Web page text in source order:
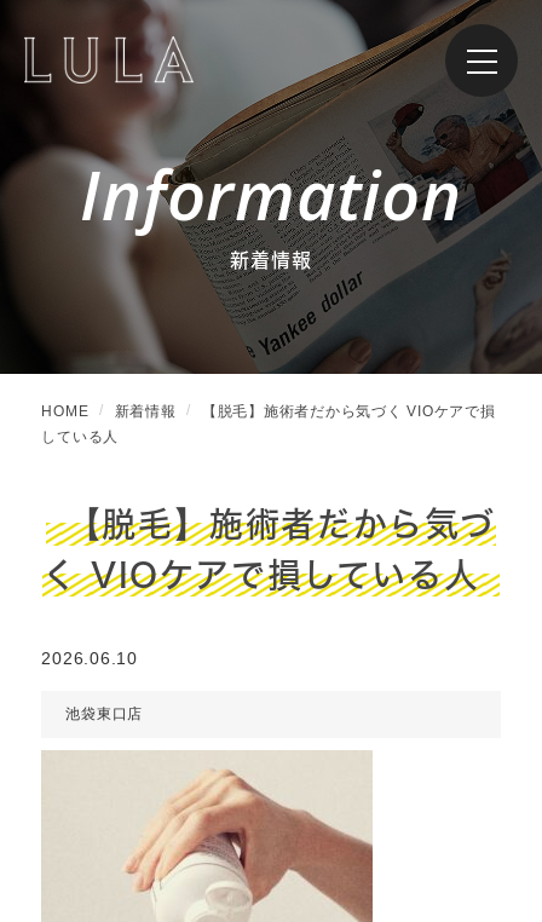
Information
新着情報
HOME 新着情報
【脱毛】施術者だから気づく VIOケアで損
している人
【脱毛】施術者だから気づ
く VIOケアで損している人
2026.06.10
池袋東口店